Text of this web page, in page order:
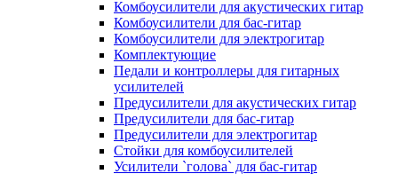
Комбоусилители для акустических гитар
Комбоусилители для бас-гитар
Комбоусилители для электрогитар
Комплектующие
Педали и контроллеры для гитарных
усилителей
Предусилители для акустических гитар
Предусилители для бас-гитар
Предусилители для электрогитар
Стойки для комбоусилителей
Усилители `голова` для бас-гитар